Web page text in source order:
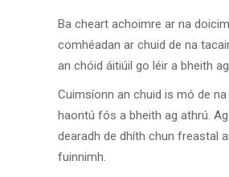
Ba cheart achoimre ar na
comhéadan ar chuid de na
an chóid áitiúil go léir a bheith
Cuimsíonn an chuid is mó de
haontú fós a bheith ag athrú.
dearadh de dhíth chun freastal
fuinnimh.